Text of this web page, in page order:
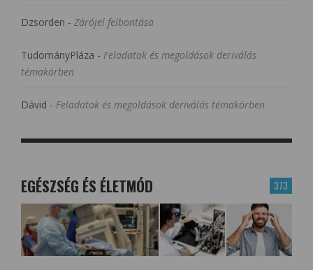
Dzsorden - Zárójel felbontása
TudományPláza - Feladatok és megoldások deriválás
témakörben
Dávid - Feladatok és megoldások deriválás témakörben
373
EGÉSZSÉG ÉS ÉLETMÓD